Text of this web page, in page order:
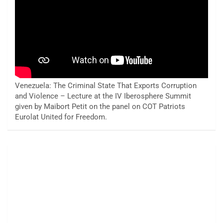
Venezuela: The Criminal State That Exports Corruption
and Violence – Lecture at the IV Iberosphere Summit
given by Maibort Petit on the panel on COT Patriots
Eurolat United for Freedom.